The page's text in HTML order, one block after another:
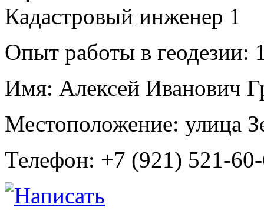
Кадастровый инженер 1
Опыт работы в геодезии:
Имя: Алексей Иванович
Местоположение: улица
Телефон: +7 (921) 521-